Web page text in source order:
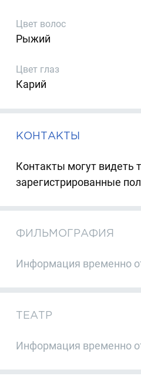
Цвет волос
Рыжий
Цвет глаз
Карий
КОНТАКТЫ
Контакты могут видеть
зарегистрированные
ФИЛЬМОГРАФИЯ
Информация временно
ТЕАТР
Информация временно